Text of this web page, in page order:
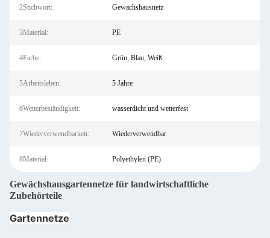
2Stichwort: Gewächshausnetz
3Material: PE
4Farbe: Grün, Blau, Weiß
5Arbeitsleben: 5 Jahre
6Wetterbeständigkeit: wasserdicht und wetterfest
7Wiederverwendbarkeit: Wiederverwendbar
8Material: Polyethylen (PE)
Gewächshausgartennetze für landwirtschaftliche
Zubehörteile
Gartennetze